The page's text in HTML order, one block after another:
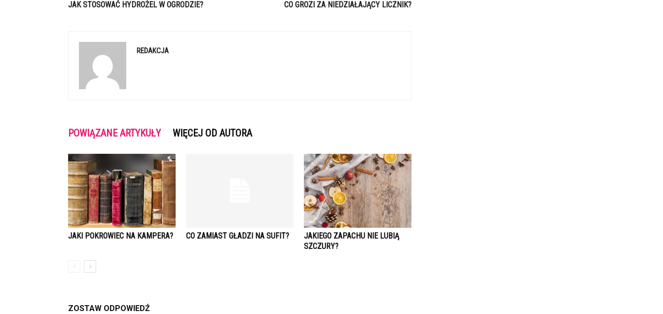
JAK STOSOWAĆ HYDROŻEL W OGRODZIE? CO GROZI ZA NIEDZIAŁAJĄCY LICZNIK?
REDAKCJA
POWIĄZANE ARTYKUŁY WIĘCEJ OD AUTORA
JAKI POKROWIEC NA KAMPERA? CO ZAMIAST GŁADZI NA SUFIT?
JAKIEGO ZAPACHU NIE LUBIĄ
SZCZURY?
ZOSTAW ODPOWIEDŹ